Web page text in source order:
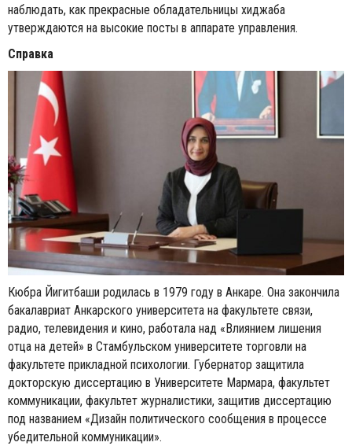
наблюдать, как прекрасные обладательницы хиджаба
утверждаются на высокие посты в аппарате управления.
Справка
Кюбра Йигитбаши родилась в 1979 году в Анкаре. Она закончила
бакалавриат Анкарского университета на факультете связи,
радио, телевидения и кино, работала над «Влиянием лишения
отца на детей» в Стамбульском университете торговли на
факультете прикладной психологии. Губернатор защитила
докторскую диссертацию в Университете Мармара, факультет
коммуникации, факультет журналистики, защитив диссертацию
под названием «Дизайн политического сообщения в процессе
убедительной коммуникации».